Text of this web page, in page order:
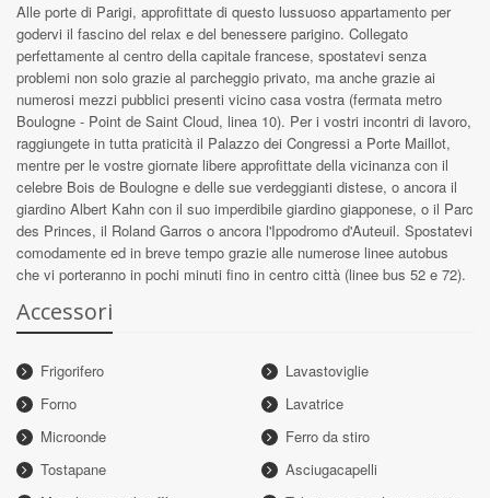
Alle porte di Parigi, approfittate di questo lussuoso appartamento per
godervi il fascino del relax e del benessere parigino. Collegato
perfettamente al centro della capitale francese, spostatevi senza
problemi non solo grazie al parcheggio privato, ma anche grazie ai
numerosi mezzi pubblici presenti vicino casa vostra (fermata metro
Boulogne - Point de Saint Cloud, linea 10). Per i vostri incontri di lavoro,
raggiungete in tutta praticità il Palazzo dei Congressi a Porte Maillot,
mentre per le vostre giornate libere approfittate della vicinanza con il
celebre Bois de Boulogne e delle sue verdeggianti distese, o ancora il
giardino Albert Kahn con il suo imperdibile giardino giapponese, o il Parc
des Princes, il Roland Garros o ancora l'Ippodromo d'Auteuil. Spostatevi
comodamente ed in breve tempo grazie alle numerose linee autobus
che vi porteranno in pochi minuti fino in centro città (linee bus 52 e 72).
Accessori
Frigorifero
Forno
Microonde
Tostapane
Lavastoviglie
Lavatrice
Ferro da stiro
Asciugacapelli